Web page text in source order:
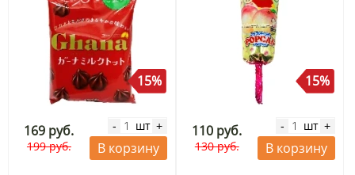
15%
169 руб.
199 руб.
- шт +
В корзину
15%
110 руб.
130 руб.
- шт +
В корзину